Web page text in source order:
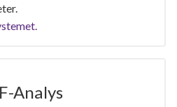
Analys